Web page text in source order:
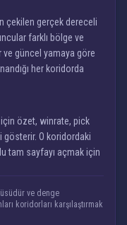
çekilen gerçek dereceli
farklı bölge ve
ve güncel yamaya göre
her koridorda
için özet, winrate, pick
gösterir. O koridordaki
tam sayfayı açmak için
ve denge
koridorları karşılaştırmak